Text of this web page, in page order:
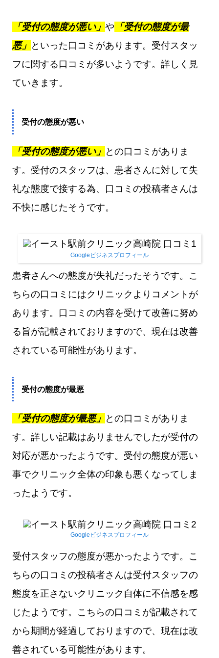
「受付の態度が悪い」 や 「受付の態度が最
悪」 といった口コミがあります。受付スタッ
フに関する口コミが多いようです。詳しく見
ていきます。
受付の態度が悪い
「受付の態度が悪い」 との口コミがありま
す。受付のスタッフは、患者さんに対して失
礼な態度で接する為、口コミの投稿者さんは
不快に感じたそうです。
Googleビジネスプロフィール
患者さんへの態度が失礼だったそうです。こ
ちらの口コミにはクリニックよりコメントが
あります。口コミの内容を受けて改善に努め
る旨が記載されておりますので、現在は改善
されている可能性があります。
受付の態度が最悪
「受付の態度が最悪」 との口コミがありま
す。詳しい記載はありませんでしたが受付の
対応が悪かったようです。受付の態度が悪い
事でクリニック全体の印象も悪くなってしま
ったようです。
Googleビジネスプロフィール
受付スタッフの態度が悪かったようです。こ
ちらの口コミの投稿者さんは受付スタッフの
態度を正さないクリニック自体に不信感を感
じたようです。こちらの口コミが記載されて
から期間が経過しておりますので、現在は改
善されている可能性があります。